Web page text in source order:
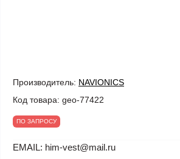
Производитель: NAVIONICS
Код товара: geo-77422
ПО ЗАПРОСУ
EMAIL: him-vest@mail.ru